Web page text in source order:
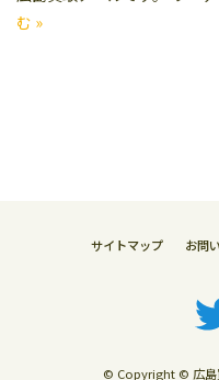
む »
サイトマップ お問
© Copyright © 広島